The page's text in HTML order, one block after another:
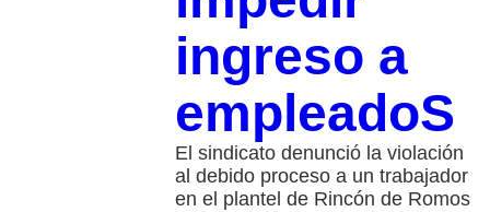
ingreso a
empleadoS
El sindicato denunció la violación
al debido proceso a un trabajador
en el plantel de Rincón de Romos